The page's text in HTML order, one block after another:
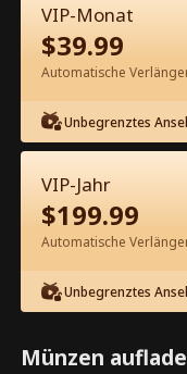
Episode 59 -
Professor
1-50 51-69
59 60
VIP-Monat
$39.99
Automatische
Unbegrenztes
VIP-Jahr
$199.99
Automatische
Unbegrenztes
Münzen